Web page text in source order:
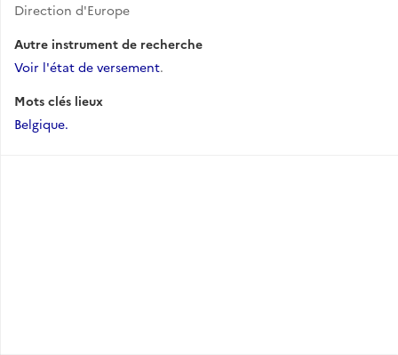
Direction d'Europe
Autre instrument de recherche
Voir l'état de versement.
Mots clés lieux
Belgique.